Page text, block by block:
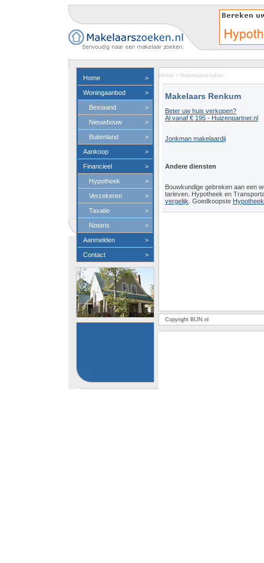
Home >
Woningaanbod >
Bestaand >
Nieuwbouw >
Buitenland >
Aankoop >
Financieel >
Hypotheek >
Verzekeren >
Taxatie >
Notaris >
Aanmelden >
Contact >
Home > Makelaarszoeken
Makelaars Renkum
Beter uw huis verkopen?
Al vanaf € 195 - Huizenpartner.nl
Jonkman makelaardij
Andere diensten
Bouwkundige gebreken aan een
tarieven. Hypotheek en
vergelijk . Goedkoopste
Copyright BIJN.nl